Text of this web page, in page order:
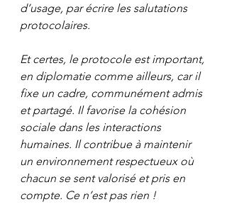
d’usage, par écrire les salutations
protocolaires.
Et certes, le protocole est important,
en diplomatie comme ailleurs, car il
fixe un cadre, communément admis
et partagé. Il favorise la cohésion
sociale dans les interactions
humaines. Il contribue à maintenir
un environnement respectueux où
chacun se sent valorisé et pris en
compte. Ce n’est pas rien !